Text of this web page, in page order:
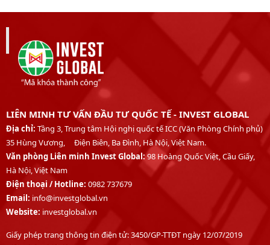
LIÊN MINH TƯ VẤN ĐẦU TƯ QUỐC TẾ - INVEST GLOBAL
Địa chỉ: Tầng 3, Trung tâm Hội nghị quốc tế ICC (Văn Phòng Chính phủ)
35 Hùng Vương, Điện Biên, Ba Đình, Hà Nội, Việt Nam.
Văn phòng Liên minh Invest Global:98 Hoàng Quốc Việt, Cầu Giấy,
Hà Nội, Việt Nam
Điện thoại /Hotline: 0982 737679
Email: info@investglobal.vn
Website: investglobal.vn
Giấy phép trang thông tin điện tử: 3450/GP-TTĐT ngày 12/07/2019